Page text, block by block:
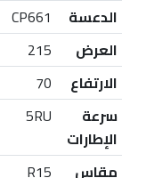
الدعسة
CP661
العرض
215
الارتفاع
70
سرعة
الإطارات
5RU
مقاس
R15